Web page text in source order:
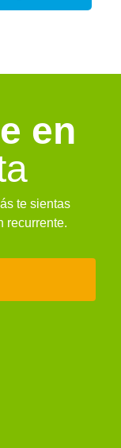
en
te sientas
recurrente.